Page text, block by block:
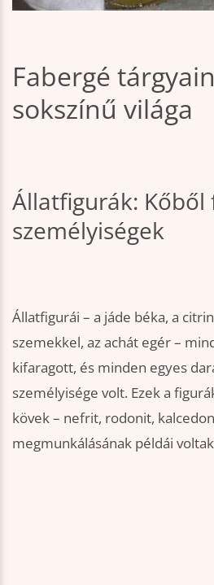
Fabergé
sokszínű világa
Állatfigurák:
személyiségek
Állatfigurái – a jáde béka, a
szemekkel, az achát egér –
kifaragott, és minden egyes
személyisége volt. Ezek a
kövek – nefrit, rodonit,
megmunkálásának példái